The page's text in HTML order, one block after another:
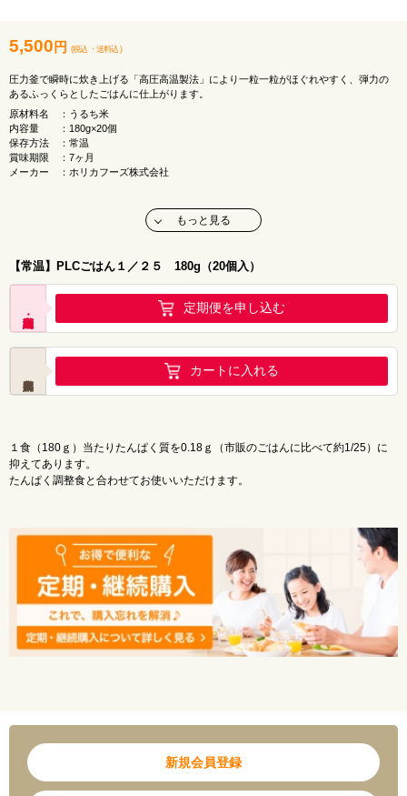
5,500 円 (税込 ・ 送料込 )
圧力釜で瞬時に炊き上げる「高圧高温製法」により一粒一粒がほぐれやすく、弾力の
あるふっくらとしたごはんに仕上がります。
原材料名 ：うるち米
内容量 ：180g×20個
保存方法 ：常温
賞味期限 ：7ヶ月
メーカー ：ホリカフーズ株式会社
炭水化物 ：70.3g
カリウム ：1mg
リン ：25mg
※予告なくパッケージが変更となる場合がございます。
もっと見る
【常温】PLCごはん１／２５ 180g（20個入）
定期便を申し込む
カートに入れる
１食（180ｇ）当たりたんぱく質を0.18ｇ（市販のごはんに比べて約1/25）に
抑えてあります。
たんぱく調整食と合わせてお使いいただけます。
新規会員登録